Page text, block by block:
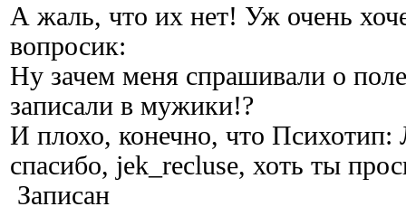
А жаль, что их нет! Уж очень
вопросик:
Ну зачем меня спрашивали о
записали в мужики!?
И плохо, конечно, что
спасибо, jek_recluse, хоть ты
Записан